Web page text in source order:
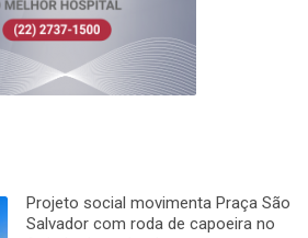
Projeto social movimenta Praça São
Salvador com roda de capoeira no